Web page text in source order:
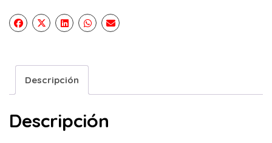
Descripción
Descripción